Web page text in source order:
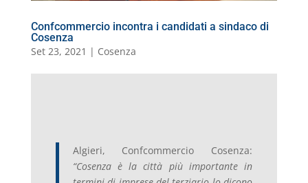
Confcommercio incontra i candidati a sindaco di
Cosenza
Set 23, 2021 | Cosenza
Algieri, Confcommercio Cosenza:
“Cosenza è la città più importante in